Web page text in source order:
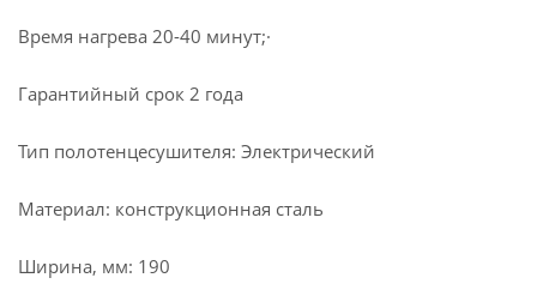
Время нагрева 20-40 минут;·
Гарантийный срок 2 года
Тип полотенцесушителя: Электрический
Материал: конструкционная сталь
Ширина, мм: 190